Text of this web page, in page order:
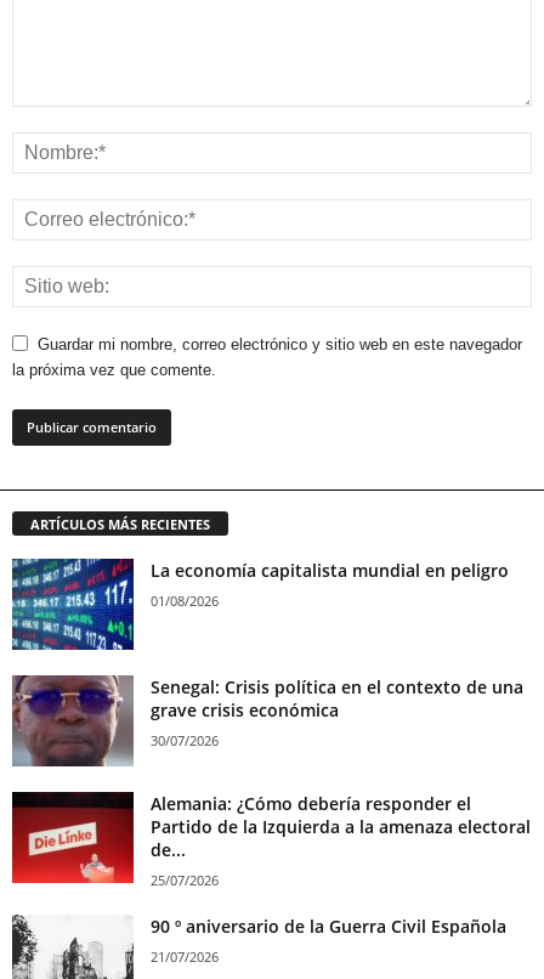
Guardar mi nombre, correo electrónico y sitio web en este navegador
la próxima vez que comente.
ARTÍCULOS MÁS RECIENTES
La economía capitalista mundial en peligro
01/08/2026
Senegal: Crisis política en el contexto de una
grave crisis económica
30/07/2026
Alemania: ¿Cómo debería responder el
Partido de la Izquierda a la amenaza electoral
de...
25/07/2026
90 º aniversario de la Guerra Civil Española
21/07/2026